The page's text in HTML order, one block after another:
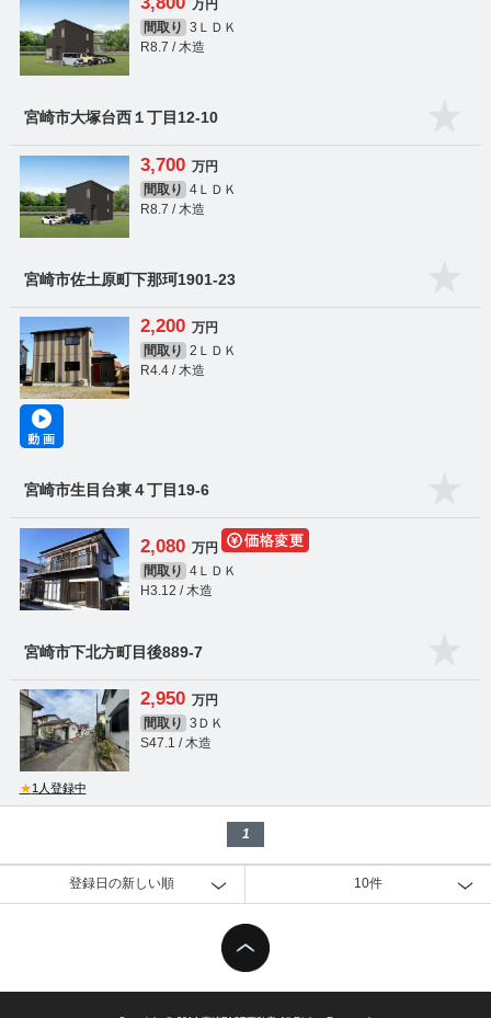
万円
間取り 3ＬＤＫ
R8.7 / 木造
宮崎市大塚台西１丁目12-10
3,700 万円
間取り 4ＬＤＫ
R8.7 / 木造
宮崎市佐土原町下那珂1901-23
2,200 万円
間取り 2ＬＤＫ
R4.4 / 木造
宮崎市生目台東４丁目19-6
2,080 万円
間取り 4ＬＤＫ
H3.12 / 木造
宮崎市下北方町目後889-7
2,950 万円
間取り 3ＤＫ
S47.1 / 木造
★1人登録中
1
登録日の新しい順 10件